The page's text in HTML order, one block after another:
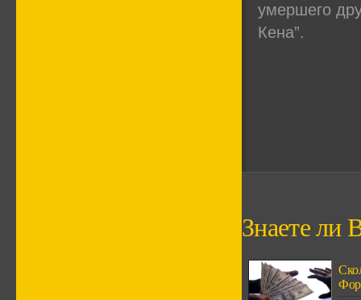
умершего
Кена”.
Знаете ли